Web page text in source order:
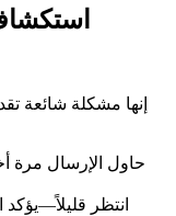
إنها مشكلة شائعة
حاول الإرسال مرة
انتظر